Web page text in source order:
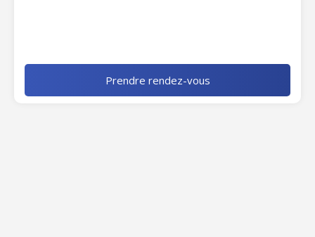
Prendre rendez-vous